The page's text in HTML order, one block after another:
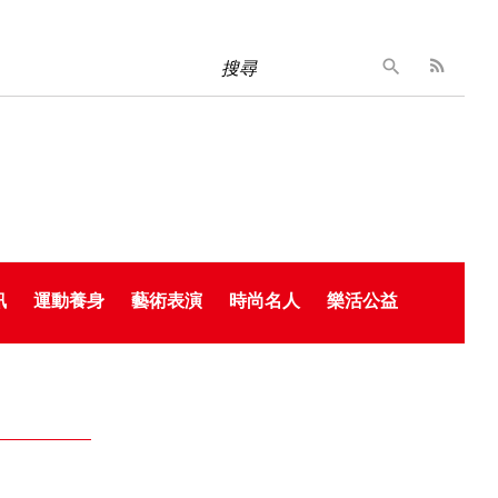
搜尋
運動養身 藝術表演 時尚名人 樂活公益